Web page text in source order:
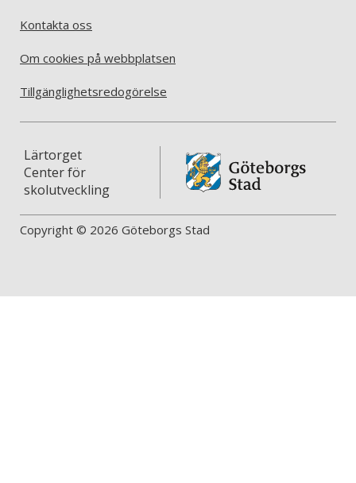
Kontakta oss
Om cookies på webbplatsen
Tillgänglighetsredogörelse
Lärtorget
Center för
skolutveckling
Copyright © 2026 Göteborgs Stad